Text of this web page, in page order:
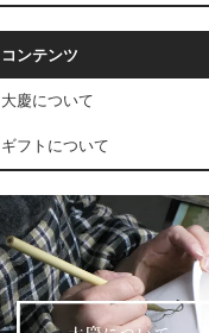
コンテンツ
大慶について
ギフトについて